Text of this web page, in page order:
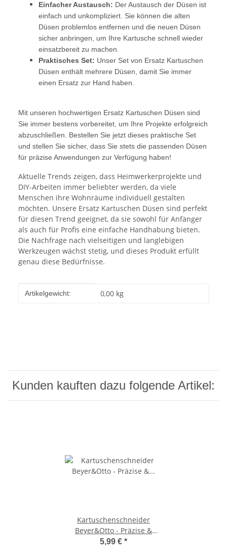
Einfacher Austausch: Der Austausch der Düsen ist
einfach und unkompliziert. Sie können die alten
Düsen problemlos entfernen und die neuen Düsen
sicher anbringen, um Ihre Kartusche schnell wieder
einsatzbereit zu machen.
Praktisches Set: Unser Set von Ersatz Kartuschen
Düsen enthält mehrere Düsen, damit Sie immer
einen Ersatz zur Hand haben.
Mit unseren hochwertigen Ersatz Kartuschen Düsen sind
Sie immer bestens vorbereitet, um Ihre Projekte erfolgreich
abzuschließen. Bestellen Sie jetzt dieses praktische Set
und stellen Sie sicher, dass Sie stets die passenden Düsen
für präzise Anwendungen zur Verfügung haben!
Aktuelle Trends zeigen, dass Heimwerkerprojekte und
DIY-Arbeiten immer beliebter werden, da viele
Menschen ihre Wohnräume individuell gestalten
möchten. Unsere Ersatz Kartuschen Düsen sind perfekt
für diesen Trend geeignet, da sie sowohl für Anfänger
als auch für Profis eine einfache Handhabung bieten.
Die Nachfrage nach vielseitigen und langlebigen
Werkzeugen wächst stetig, und dieses Produkt erfüllt
genau diese Bedürfnisse.
Produkteigenschaft
Wert
Artikelgewicht: 0,00 kg
Kunden kauften dazu folgende Artikel:
Kartuschenschneider
Beyer&Otto - Präzise &
Sicher
5,99 € *